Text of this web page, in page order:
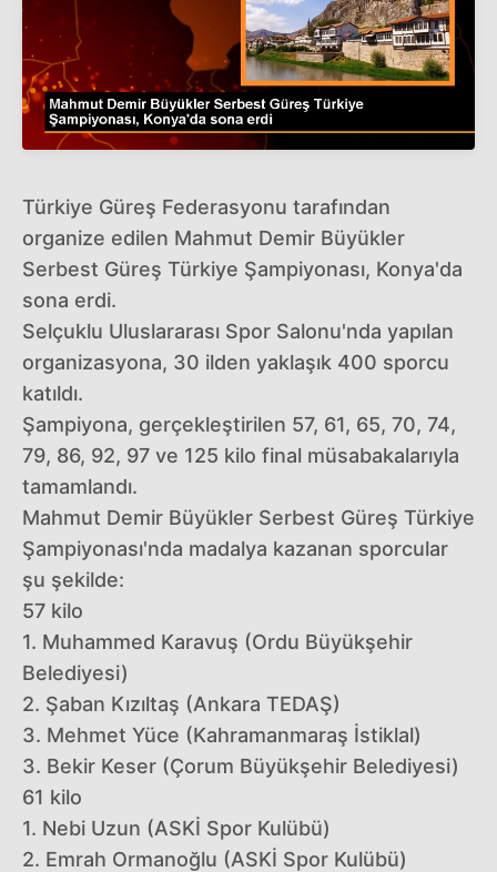
Türkiye Güreş Federasyonu tarafından
organize edilen Mahmut Demir Büyükler
Serbest Güreş Türkiye Şampiyonası, Konya'da
sona erdi.
Selçuklu Uluslararası Spor Salonu'nda yapılan
organizasyona, 30 ilden yaklaşık 400 sporcu
katıldı.
Şampiyona, gerçekleştirilen 57, 61, 65, 70, 74,
79, 86, 92, 97 ve 125 kilo final müsabakalarıyla
tamamlandı.
Mahmut Demir Büyükler Serbest Güreş Türkiye
Şampiyonası'nda madalya kazanan sporcular
şu şekilde:
57 kilo
1. Muhammed Karavuş (Ordu Büyükşehir
Belediyesi)
2. Şaban Kızıltaş (Ankara TEDAŞ)
3. Mehmet Yüce (Kahramanmaraş İstiklal)
3. Bekir Keser (Çorum Büyükşehir Belediyesi)
61 kilo
1. Nebi Uzun (ASKİ Spor Kulübü)
2. Emrah Ormanoğlu (ASKİ Spor Kulübü)